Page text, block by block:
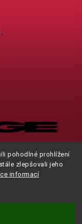
pohodlné prohlížení
zlepšovali jeho
informací